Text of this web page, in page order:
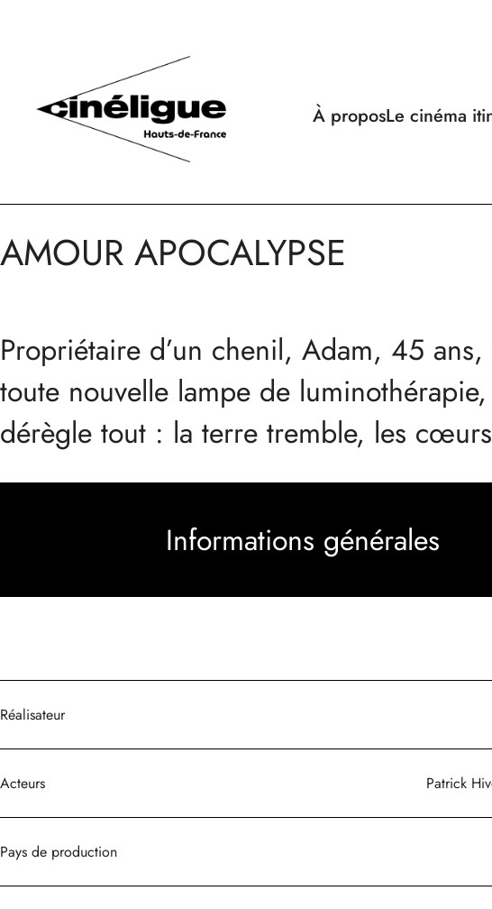
À proposLe cinéma
AMOUR APOCALYPSE
Propriétaire d’un chenil, Adam, 45
toute nouvelle lampe de
dérègle tout : la terre tremble, les
Informations générales
Réalisateur
Acteurs Patrick
Pays de production